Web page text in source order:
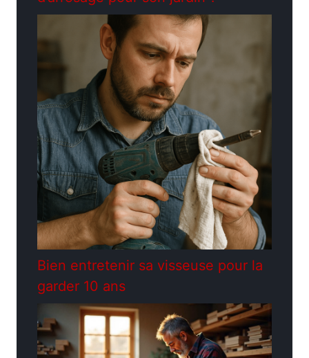
Bien entretenir sa visseuse pour la
garder 10 ans